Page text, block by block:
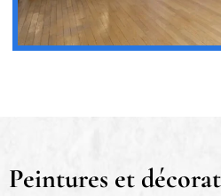
Peintures et